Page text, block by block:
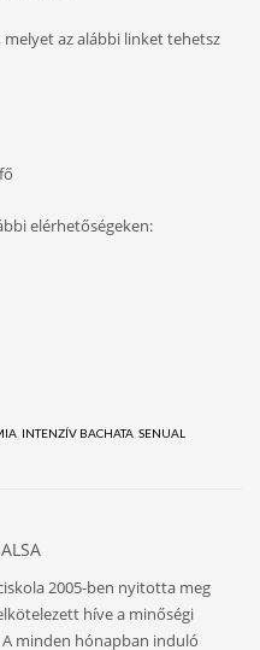
melyet az alábbi linket tehetsz
elérhetőségeken:
INTENZÍV BACHATA SENUAL
2005-ben nyitotta meg
híve a minőségi
minden hónapban induló